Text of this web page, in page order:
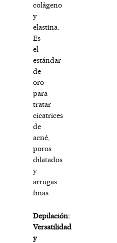
colágeno
y
elastina.
Es
el
estándar
de
oro
para
tratar
cicatrices
de
acné,
poros
dilatados
y
arrugas
finas.
Depilación:
Versatilidad
y